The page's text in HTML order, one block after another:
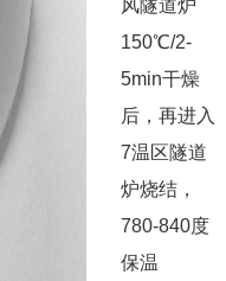
风隧道炉
150℃/2-
5min干燥
后，再进入
7温区隧道
炉烧结，
780-840度
保温